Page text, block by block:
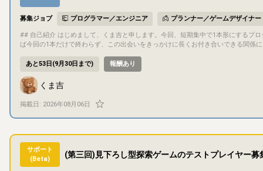
募集ジョブ プログラマー／エンジニア プランナー／ゲームデザイナー
## 自己紹介 はじめまして、くま吉と申します。今回、短期集中で1本形にするプロジェクトを立ち上げようと思い、一緒に作ってくれる方を探しています。できれ
ば今回の1本だけで終わらず、この出会いをきっかけに長くお付き合いできる関係に
プロジェクト期間中（1〜3ヶ月程度）継続してお付き合いいただける方を想定し
緒に考えられる方にはおすすめです - 今回の条件にぴったり合わなくても、気にな
プロジェクト概要 - タイトル：未定 - ジャンル：未定（応募者の得意分野に合わ
画白紙の段階（応募後、早い段階で一緒に固めていきます） - 「ゲーム」として
ど）でも構いません ## 目的・目標 遊びごたえがあり、ちゃんと売れるところまで仕上げることを目標にしています。完成後の販売先は制作物に応じて話し合って
決める予定です（ゲームならSteam、ゲーム以外なら他の販売サイトなど）。完
バー間の共同著作物として扱う予定です（持分や具体的な取り扱いは、参加が決
れ以外の得意分野をお持ちの方はもちろん、被っていても構いません。 - シナリオライター - プランナー/デバッガー - AIを使った画像生成（画像編集はできます） -
AIを使ったプログラミング、作曲、合成音声など ## コミュニケーション方法 基本的にDiscordでコミュニケーションを行います ドキュメントや進捗管理にはNoti
onを利用します 少しでも気になったら、お気軽にメッセージください。今回の条件にぴったり合わなくても大丈夫です。話してみたら意外と何か一緒にできるかも
あと53日(9月30日まで) 報酬あり
くま吉
掲載日: 2026年08月06日
サポート
(Beta)
(第三回)見下ろし型探索ゲームのテストプレイヤー募